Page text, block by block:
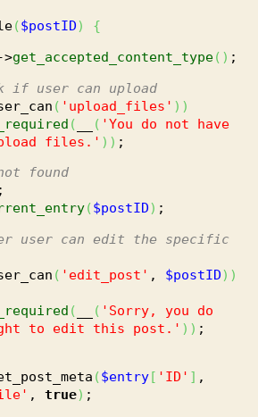
($postID) {
>get_accepted_content_type( ) ;
user can upload
( 'upload_files' ) )
( ( 'You do not have
files.' ) ) ;
found
;
($postID) ;
user can edit the specific
( 'edit_post' , $postID) )
( ( 'Sorry, you do
to edit this post.' ) ) ;
($entry[ 'ID' ] ,
, true) ;